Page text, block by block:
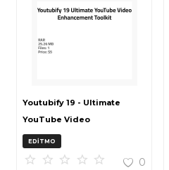
Youtubify 19 - Ultimate
YouTube Video
Enhancement Toolkit
EDITMO
0